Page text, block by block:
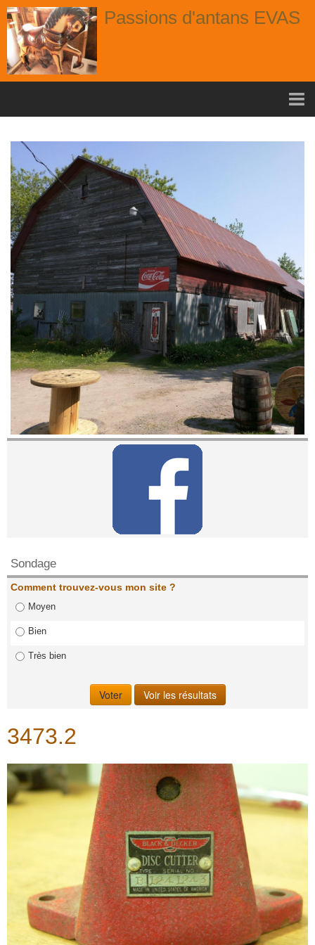
Passions d'antans EVAS
nouvelle arrivage aout
Album
Portes
Fenêtres
Chaises
Contact
Contactez nous!
Sondage
Comment trouvez-vous mon site ?
Moyen
Bien
Très bien
3473.2